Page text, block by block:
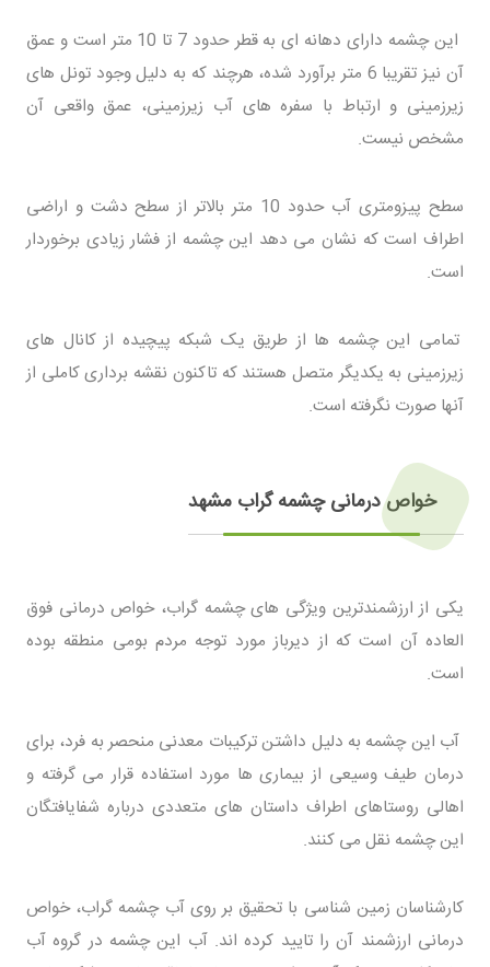
این چشمه دارای دهانه ای به قطر حدود 7 تا 10 متر است و عمق
آن نیز تقریبا 6 متر برآورد شده، هرچند که به دلیل وجود تونل های
زیرزمینی و ارتباط با سفره های آب زیرزمینی، عمق واقعی آن
مشخص نیست.
سطح پیزومتری آب حدود 10 متر بالاتر از سطح دشت و اراضی
اطراف است که نشان می دهد این چشمه از فشار زیادی برخوردار
است.
تمامی این چشمه ها از طریق یک شبکه پیچیده از کانال های
زیرزمینی به یکدیگر متصل هستند که تاکنون نقشه برداری کاملی از
آنها صورت نگرفته است.
خواص درمانی چشمه گراب مشهد
یکی از ارزشمندترین ویژگی های چشمه گراب، خواص درمانی فوق
العاده آن است که از دیرباز مورد توجه مردم بومی منطقه بوده
است.
آب این چشمه به دلیل داشتن ترکیبات معدنی منحصر به فرد، برای
درمان طیف وسیعی از بیماری ها مورد استفاده قرار می گرفته و
اهالی روستاهای اطراف داستان های متعددی درباره شفایافتگان
این چشمه نقل می کنند.
کارشناسان زمین شناسی با تحقیق بر روی آب چشمه گراب، خواص
درمانی ارزشمند آن را تایید کرده اند. آب این چشمه در گروه آب